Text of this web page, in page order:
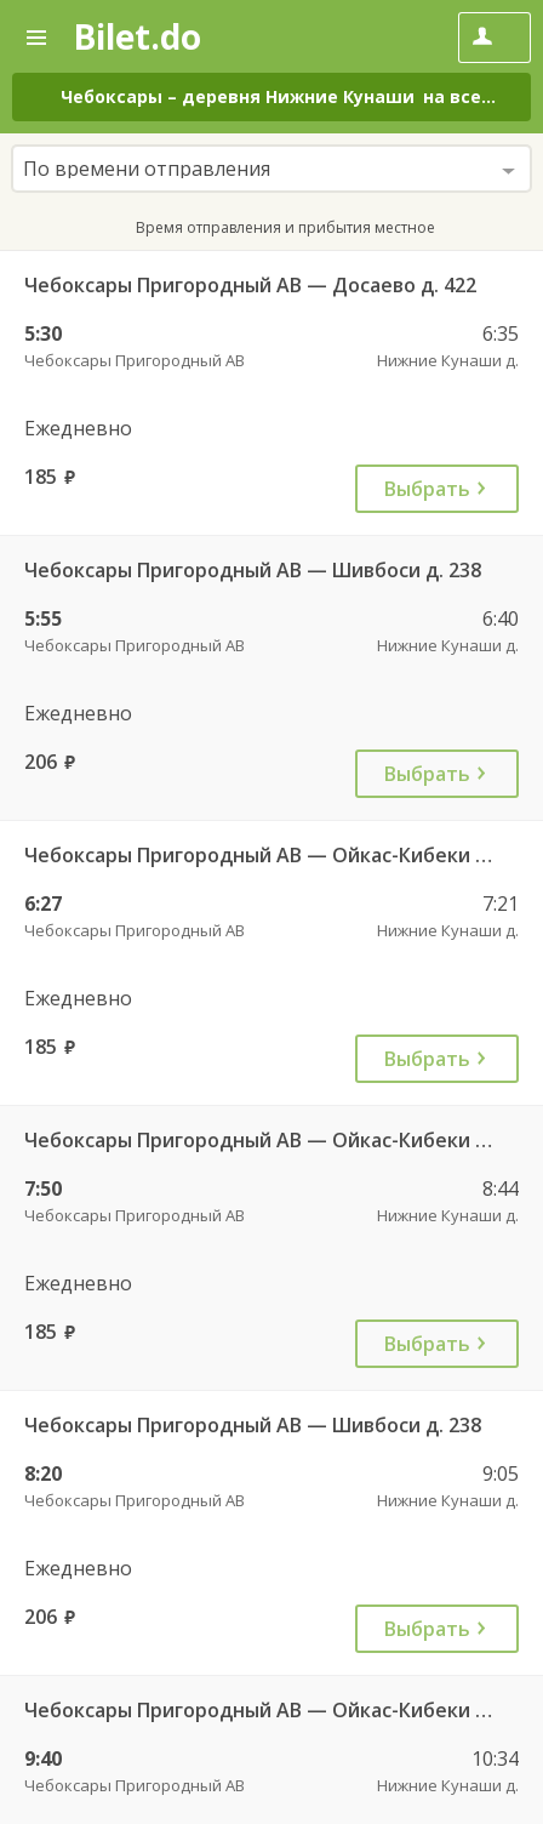
—
Поиск
и
покупка
билетов
на
автобус
онлайн
Bilet.do
Чебоксары – деревня Нижние Кунаши на все дни
По времени отправления
Время отправления и прибытия местное
Чебоксары Пригородный АВ — Досаево д. 422
5:30
Чебоксары Пригородный АВ
6:35
Нижние Кунаши д.
Ежедневно
185 руб. Выбрать
Чебоксары Пригородный АВ — Шивбоси д. 238
5:55
Чебоксары Пригородный АВ
6:40
Нижние Кунаши д.
Ежедневно
206 руб. Выбрать
Чебоксары Пригородный АВ — Ойкас-Кибеки д. 560
6:27
Чебоксары Пригородный АВ
7:21
Нижние Кунаши д.
Ежедневно
185 руб. Выбрать
Чебоксары Пригородный АВ — Ойкас-Кибеки д. 560
7:50
Чебоксары Пригородный АВ
8:44
Нижние Кунаши д.
Ежедневно
185 руб. Выбрать
Чебоксары Пригородный АВ — Шивбоси д. 238
8:20
Чебоксары Пригородный АВ
9:05
Нижние Кунаши д.
Ежедневно
206 руб. Выбрать
Чебоксары Пригородный АВ — Ойкас-Кибеки д. 560
9:40
Чебоксары Пригородный АВ
10:34
Нижние Кунаши д.